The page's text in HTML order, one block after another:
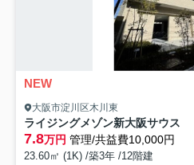
NEW
大阪市淀川区木川東
ライジングメゾン新大阪サウス
7.8万円 管理/共益費10,000円
23.60㎡ (1K) /築3年 /12階建